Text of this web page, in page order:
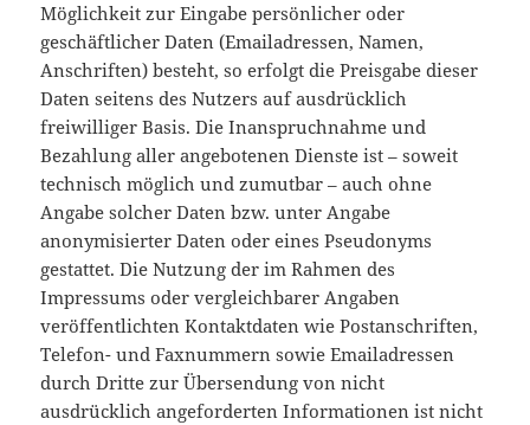
Möglichkeit zur Eingabe persönlicher oder
geschäftlicher Daten (Emailadressen, Namen,
Anschriften) besteht, so erfolgt die Preisgabe dieser
Daten seitens des Nutzers auf ausdrücklich
freiwilliger Basis. Die Inanspruchnahme und
Bezahlung aller angebotenen Dienste ist – soweit
technisch möglich und zumutbar – auch ohne
Angabe solcher Daten bzw. unter Angabe
anonymisierter Daten oder eines Pseudonyms
gestattet. Die Nutzung der im Rahmen des
Impressums oder vergleichbarer Angaben
veröffentlichten Kontaktdaten wie Postanschriften,
Telefon- und Faxnummern sowie Emailadressen
durch Dritte zur Übersendung von nicht
ausdrücklich angeforderten Informationen ist nicht